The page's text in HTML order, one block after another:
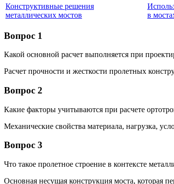
Конструктивные решения
металлических мостов
в
Вопрос 1
Какой основной расчет выполняется при
Расчет прочности и жесткости пролетных
Вопрос 2
Какие факторы учитываются при расчете
Механические свойства материала, нагрузка,
Вопрос 3
Что такое пролетное строение в контексте
Основная несущая конструкция моста, которая